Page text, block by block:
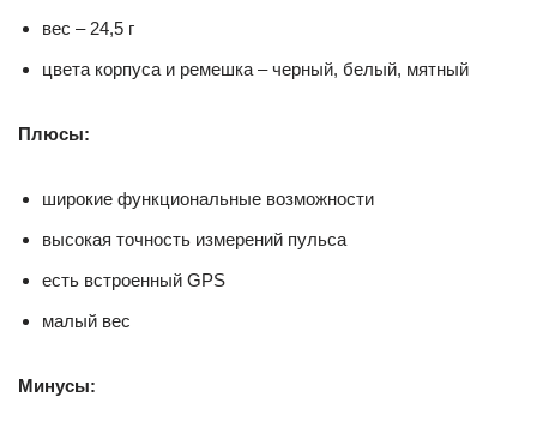
вес – 24,5 г
цвета корпуса и ремешка – черный, белый, мятный
Плюсы:
широкие функциональные возможности
высокая точность измерений пульса
есть встроенный GPS
малый вес
Минусы: